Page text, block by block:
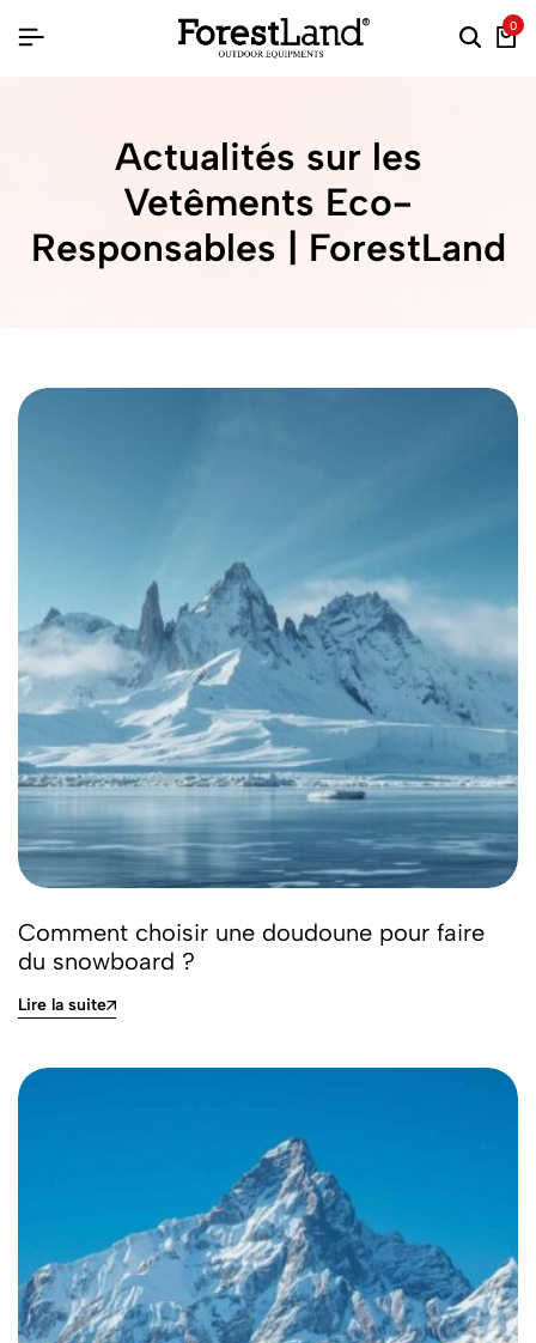
0
Actualités sur les
Vetêments Eco-
Responsables | ForestLand
Comment choisir une doudoune pour faire
du snowboard ?
Lire la suite